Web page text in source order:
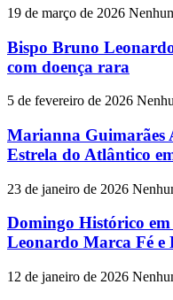
19 de março de 2026
Bispo Bruno
com doença rara
5 de fevereiro de 2026
Marianna Guimarães
Estrela do Atlântico
23 de janeiro de 2026
Domingo Histórico
Leonardo Marca Fé e
12 de janeiro de 2026